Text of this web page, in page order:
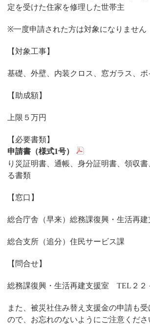
定を受けた住家を修理した世帯主
※一度申請された方は対象になりません
【対象工事】
基礎、外壁、内装クロス、窓ガラス、
【助成額】
上限５万円
【必要書類】
申請書（様式1号）
り災証明書、通帳、身分証明書、領収
る書類
【窓口】
総合庁舎（早来）総務課復興・生活再建
総合支所（追分）住民サービス課
【問合せ】
総務課復興・生活再建支援室 TEL２２
また、被災社住み替え支援金の申請も
ので、お忘れのないようにご注意くださ